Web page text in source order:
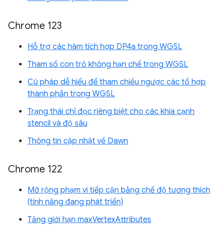
Chrome 123
Hỗ trợ các hàm tích hợp DP4a trong WGSL
Tham số con trỏ không hạn chế trong WGSL
Cú pháp dễ hiểu để tham chiếu ngược các tổ hợp
thành phần trong WGSL
Trạng thái chỉ đọc riêng biệt cho các khía cạnh
stencil và độ sâu
Thông tin cập nhật về Dawn
Chrome 122
Mở rộng phạm vi tiếp cận bằng chế độ tương thích
(tính năng đang phát triển)
Tăng giới hạn maxVertexAttributes